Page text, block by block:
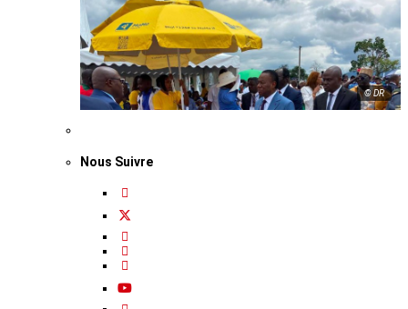
© DR
Nous Suivre